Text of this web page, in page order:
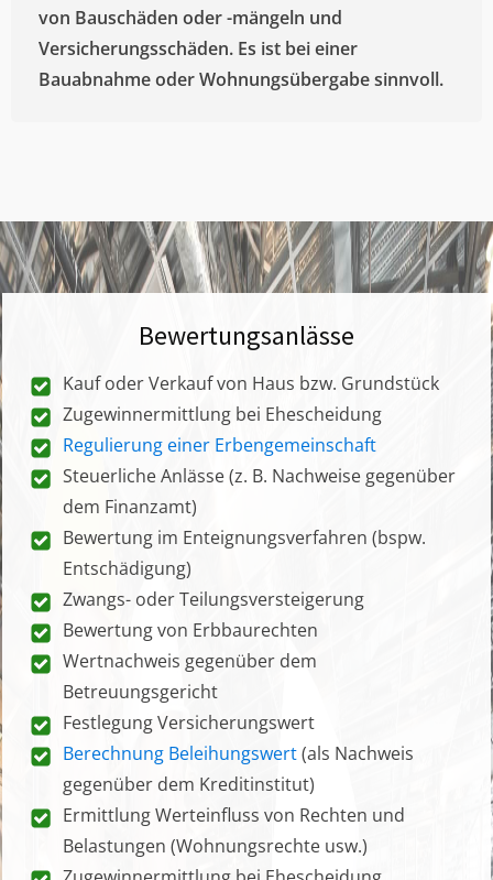
von Bauschäden oder -mängeln und
Versicherungsschäden. Es ist bei einer
Bauabnahme oder Wohnungsübergabe sinnvoll.
Bewertungsanlässe
Kauf oder Verkauf von Haus bzw. Grundstück
Zugewinnermittlung bei Ehescheidung
Regulierung einer Erbengemeinschaft
Steuerliche Anlässe (z. B. Nachweise gegenüber
dem Finanzamt)
Bewertung im Enteignungsverfahren (bspw.
Entschädigung)
Zwangs- oder Teilungsversteigerung
Bewertung von Erbbaurechten
Wertnachweis gegenüber dem
Betreuungsgericht
Festlegung Versicherungswert
Berechnung Beleihungswert(als Nachweis
gegenüber dem Kreditinstitut)
Ermittlung Werteinfluss von Rechten und
Belastungen (Wohnungsrechte usw.)